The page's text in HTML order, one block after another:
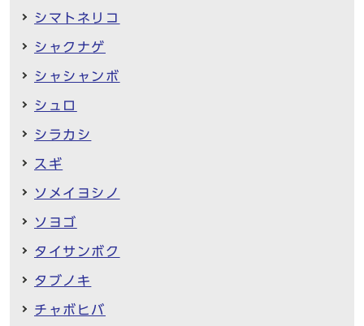
シマトネリコ
シャクナゲ
シャシャンボ
シュロ
シラカシ
スギ
ソメイヨシノ
ソヨゴ
タイサンボク
タブノキ
チャボヒバ